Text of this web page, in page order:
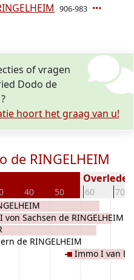
906-983
of vragen
Dodo de
hoort het graag van u!
de RINGELHEIM
40 50 60 70
Sachsen de RINGELHEIM
de RINGELHEIM
Immo I van